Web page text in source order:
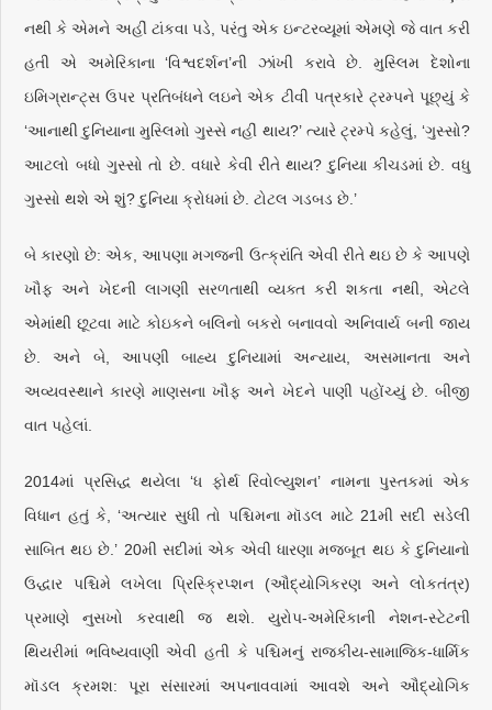
નથી કે એમને અહીં ટાંકવા પડે, પરંતુ એક ઇન્ટરવ્યૂમાં એમણે જે વાત કરી
હતી એ અમેરિકાના ‘વિશ્વદર્શન’ની ઝાંખી કરાવે છે. મુસ્લિમ દેશોના
ઇમિગ્રાન્ટ્સ ઉપર પ્રતિબંધને લઇને એક ટીવી પત્રકારે ટ્રમ્પને પૂછ્યું કે
‘આનાથી દુનિયાના મુસ્લિમો ગુસ્સે નહીં થાય?’ ત્યારે ટ્રમ્પે કહેલું, ‘ગુસ્સો?
આટલો બધો ગુસ્સો તો છે. વધારે કેવી રીતે થાય? દુનિયા કીચડમાં છે. વધુ
ગુસ્સો થશે એ શું? દુનિયા ક્રોધમાં છે. ટોટલ ગડબડ છે.’
બે કારણો છે: એક, આપણા મગજની ઉત્ક્રાંતિ એવી રીતે થઇ છે કે આપણે
ખૌફ અને ખેદની લાગણી સરળતાથી વ્યક્ત કરી શકતા નથી, એટલે
એમાંથી છૂટવા માટે કોઇકને બલિનો બકરો બનાવવો અનિવાર્ય બની જાય
છે. અને બે, આપણી બાહ્ય દુનિયામાં અન્યાય, અસમાનતા અને
અવ્યવસ્થાને કારણે માણસના ખૌફ અને ખેદને પાણી પહોંચ્યું છે. બીજી
વાત પહેલાં.
2014માં પ્રસિદ્ધ થયેલા ‘ધ ફોર્થ રિવોલ્યુશન’ નામના પુસ્તકમાં એક
વિધાન હતું કે, ‘અત્યાર સુધી તો પશ્ચિમના મૉડલ માટે 21મી સદી સડેલી
સાબિત થઇ છે.’ 20મી સદીમાં એક એવી ધારણા મજબૂત થઇ કે દુનિયાનો
ઉદ્ધાર પશ્ચિમે લખેલા પ્રિસ્ક્રિપ્શન (ઔદ્યોગિકરણ અને લોકતંત્ર)
પ્રમાણે નુસખો કરવાથી જ થશે. યુરોપ-અમેરિકાની નેશન-સ્ટેટની
થિયરીમાં ભવિષ્યવાણી એવી હતી કે પશ્ચિમનું રાજકીય-સામાજિક-ધાર્મિક
મૉડલ ક્રમશ: પૂરા સંસારમાં અપનાવવામાં આવશે અને ઔદ્યોગિક